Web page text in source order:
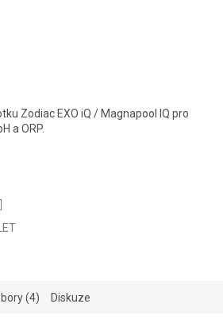
Zodiac EXO iQ / Magnapool IQ pro
a ORP.
(4) Diskuze